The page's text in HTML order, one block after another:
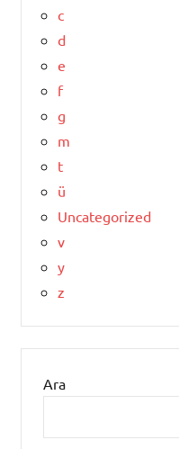
c
d
e
f
g
m
t
ü
Uncategorized
v
y
z
Ara